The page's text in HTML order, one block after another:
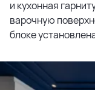
и кухонная
варочную
блоке